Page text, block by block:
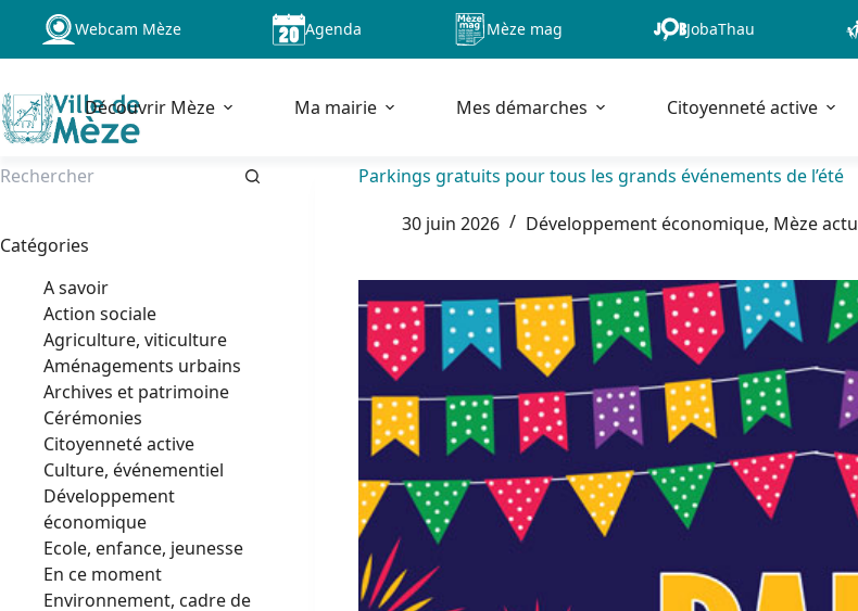
Passer
contenu
Webcam Mèze Agenda Mèze mag JobaThau
Découvrir Mèze Ma mairie Mes démarches Citoyenneté active
Parkings gratuits pour tous les grands événements de l’été
30 juin 2026
Développement économique, Mèze actu
Catégories
A savoir
Action sociale
Agriculture, viticulture
Aménagements urbains
Archives et patrimoine
Cérémonies
Citoyenneté active
Culture, événementiel
Développement
économique
Ecole, enfance, jeunesse
En ce moment
Environnement, cadre de